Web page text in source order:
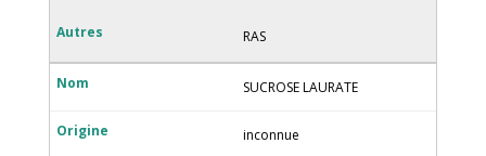
RAS
SUCROSE LAURATE
inconnue